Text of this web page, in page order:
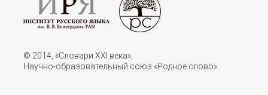
© 2014, «Словари XXI векa»,
Научно-образовательный союз «Родное слово»